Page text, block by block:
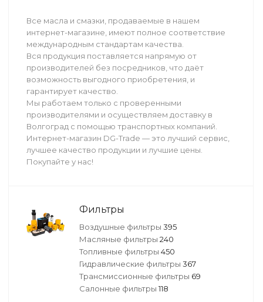
Все масла и смазки, продаваемые в нашем
интернет-магазине, имеют полное соответствие
международным стандартам качества.
Вся продукция поставляется напрямую от
производителей без посредников, что даёт
возможность выгодного приобретения, и
гарантирует качество.
Мы работаем только с проверенными
производителями и осуществляем доставку в
Волгоград с помощью транспортных компаний.
Интернет-магазин DG-Trade — это лучший сервис,
лучшее качество продукции и лучшие цены.
Покупайте у нас!
Фильтры
Воздушные фильтры 395
Масляные фильтры 240
Топливные фильтры 450
Гидравлические фильтры 367
Трансмиссионные фильтры 69
Салонные фильтры 118